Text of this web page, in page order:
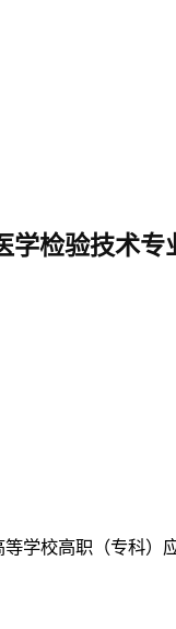
检验技术专
学校高职（专科）